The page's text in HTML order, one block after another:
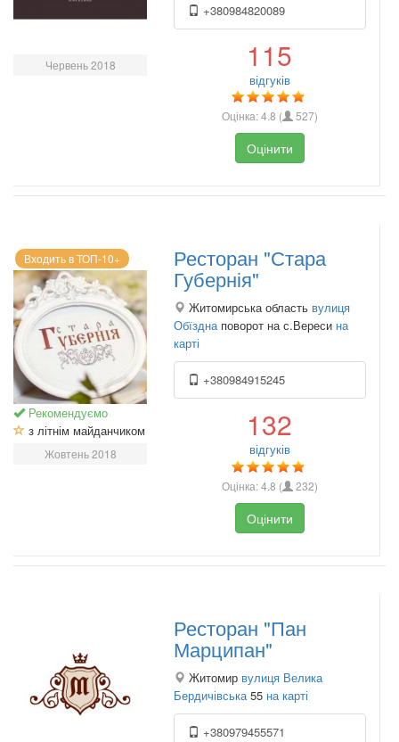
Червень 2018
+380984820089
115
відгуків
Оцінка:4.8 ( 527)
Оцінити
Входить в ТОП-10+
Рекомендуємо
з літнім майданчиком
Жовтень 2018
Ресторан "Стара
Губернія"
Житомирська область вулиця
Обїзднаповорот на с.Вереси на
карті
+380984915245
132
відгуків
Оцінка:4.8 ( 232)
Оцінити
Ресторан "Пан
Марципан"
Житомир вулиця Велика
Бердичівська55 на карті
+380979455571